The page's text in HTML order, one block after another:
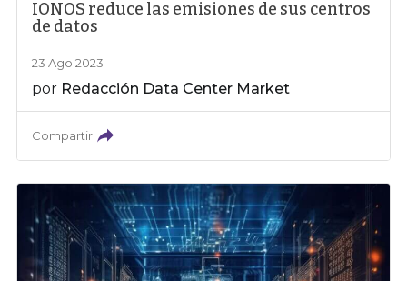
IONOS reduce las emisiones de sus centros
de datos
23 Ago 2023
por Redacción Data Center Market
Compartir